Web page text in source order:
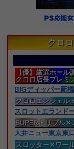
クロ
【優】厳選ホール
クロロ店長プレミ
BIGディッパー新
クロロエンジェル
スロットエランド
SUPERトリプル✕
大井ニュー東京東
スロッター✕ワー